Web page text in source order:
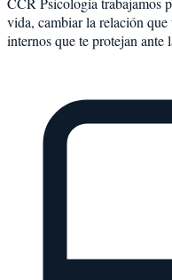
vida, cambiar la relación
internos que te protejan ante